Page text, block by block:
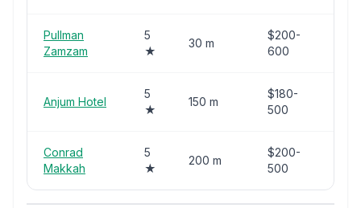
Pullman
Zamzam
5
★
30 m
$200-
600
Anjum Hotel
5
★
150 m
$180-
500
Conrad
Makkah
5
★
200 m
$200-
500